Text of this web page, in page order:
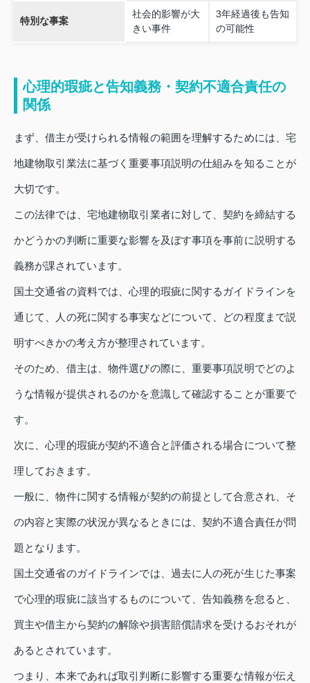
特別な事案
社会的影響が大
きい事件
3年経過後も告知
の可能性
心理的瑕疵と告知義務・契約不適合責任の
関係
まず、借主が受けられる情報の範囲を理解するためには、宅
地建物取引業法に基づく重要事項説明の仕組みを知ることが
大切です。
この法律では、宅地建物取引業者に対して、契約を締結する
かどうかの判断に重要な影響を及ぼす事項を事前に説明する
義務が課されています。
国土交通省の資料では、心理的瑕疵に関するガイドラインを
通じて、人の死に関する事実などについて、どの程度まで説
明すべきかの考え方が整理されています。
そのため、借主は、物件選びの際に、重要事項説明でどのよ
うな情報が提供されるのかを意識して確認することが重要で
す。
次に、心理的瑕疵が契約不適合と評価される場合について整
理しておきます。
一般に、物件に関する情報が契約の前提として合意され、そ
の内容と実際の状況が異なるときには、契約不適合責任が問
題となります。
国土交通省のガイドラインでは、過去に人の死が生じた事案
で心理的瑕疵に該当するものについて、告知義務を怠ると、
買主や借主から契約の解除や損害賠償請求を受けるおそれが
あるとされています。
つまり、本来であれば取引判断に影響する重要な情報が伝え